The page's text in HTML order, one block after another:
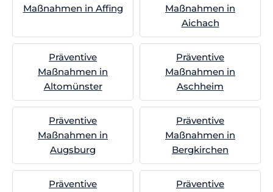
Maßnahmen in Affing
Maßnahmen in
Aichach
Präventive
Maßnahmen in
Altomünster
Präventive
Maßnahmen in
Aschheim
Präventive
Maßnahmen in
Augsburg
Präventive
Maßnahmen in
Bergkirchen
Präventive
Präventive